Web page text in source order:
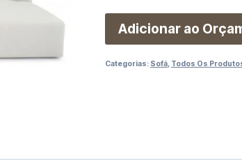
Adicionar ao
Categorias: Sofá, Todos Os